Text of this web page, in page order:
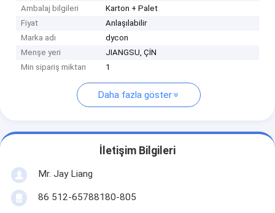
Ambalaj bilgileri
Karton + Palet
Fiyat
Anlaşılabilir
Marka adı
dycon
Menşe yeri
JIANGSU, ÇİN
Min sipariş miktarı
1
Daha fazla göster
İletişim Bilgileri
Mr. Jay Liang
86 512-65788180-805